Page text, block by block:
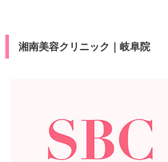
湘南美容クリニック｜岐阜院